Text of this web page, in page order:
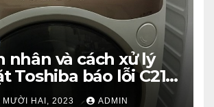
nhân và cách xử lý
Toshiba báo lỗi C21
MƯỜI HAI, 2023 ADMIN